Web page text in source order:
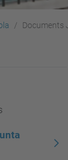
Documents